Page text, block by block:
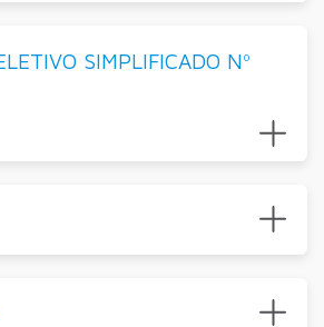
SIMPLIFICADO Nº